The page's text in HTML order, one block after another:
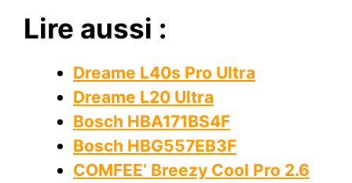
Lire aussi :
Dreame L40s Pro Ultra
Dreame L20 Ultra
Bosch HBA171BS4F
Bosch HBG557EB3F
COMFEE’ Breezy Cool Pro 2.6